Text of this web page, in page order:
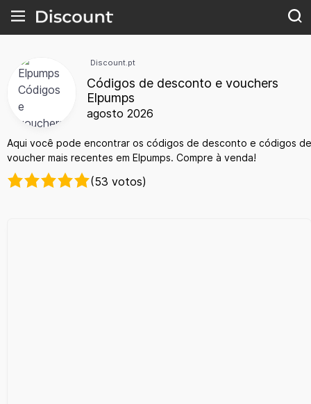
Discount.pt
Códigos de desconto e vouchers
Elpumps
agosto 2026
Aqui você pode encontrar os códigos de desconto e códigos de
voucher mais recentes em Elpumps. Compre à venda!
(53 votos)